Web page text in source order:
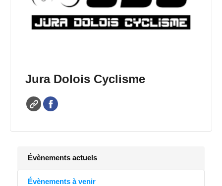
Jura Dolois Cyclisme
Évènements actuels
Évènements à venir